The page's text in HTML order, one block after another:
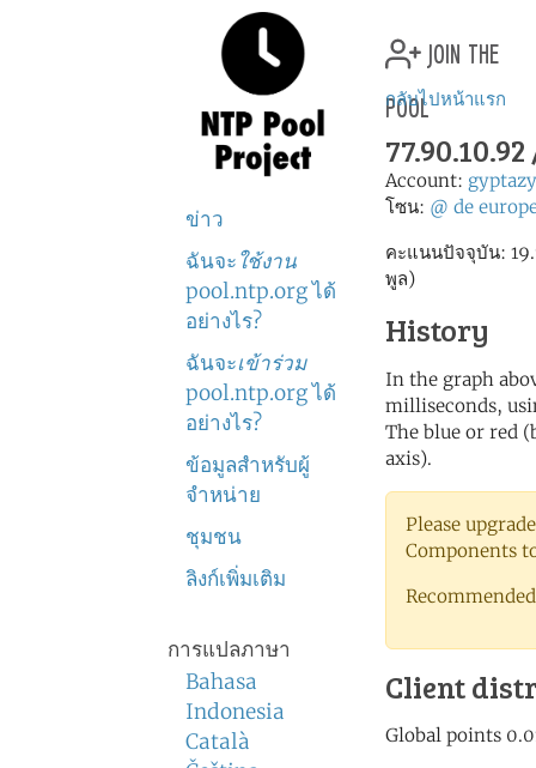
ข่าว
ฉันจะใช้งาน
pool.ntp.org ได้
อย่างไร?
ฉันจะเข้าร่วม
pool.ntp.org ได้
อย่างไร?
ข้อมูลสำหรับผู้
จำหน่าย
ชุมชน
ลิงก์เพิ่มเติม
การแปลภาษา
Bahasa
Indonesia
Català
join the
pool
กลับไปหน้าแรก
Account: gyptazy
โซน: @ de
คะแนนปัจจุบัน:
พูล)
History
In the graph
milliseconds,
The blue or red
axis).
Please
Components
Client